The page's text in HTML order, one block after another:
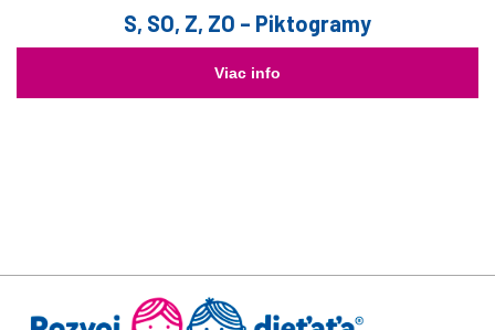
S, SO, Z, ZO – Piktogramy
Viac info